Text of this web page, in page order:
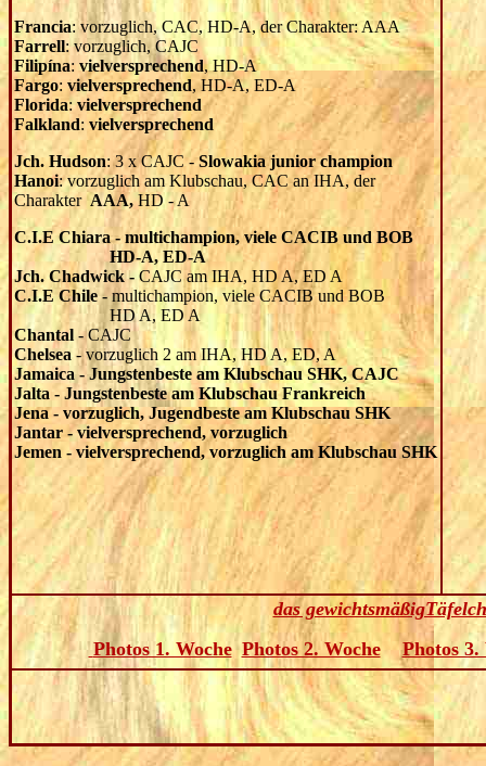
Francia: vorzuglich, CAC, HD-A, der Charakter: AAA
Farrell: vorzuglich, CAJC
Filipína: vielversprechend, HD-A
Fargo: vielversprechend, HD-A, ED-A
Florida: vielversprechend
Falkland: vielversprechend
Jch. Hudson: 3 x CAJC -Slowakia junior champion
Hanoi: vorzuglich am Klubschau, CAC an IHA, der
CharakterAAA, HD - A
C.I.E Chiara - multichampion, viele CACIB und BOB
HD-A, ED-A
Jch. Chadwick - CAJC am IHA, HD A, ED A
C.I.E Chile - multichampion, viele CACIB und BOB
HD A, ED A
Chantal - CAJC
Chelsea - vorzuglich 2 am IHA, HD A, ED, A
Jamaica - Jungstenbeste am Klubschau SHK, CAJC
Jalta - Jungstenbeste am Klubschau Frankreich
Jena - vorzuglich, Jugendbeste am Klubschau SHK
Jantar - vielversprechend, vorzuglich
Jemen - vielversprechend, vorzuglich am Klubschau SHK
das
Photos 1. Woche Photos 2. Woche Photos 3.